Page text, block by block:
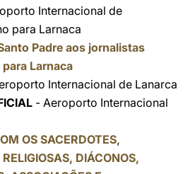
Internacional de
para Larnaca
Padre aos jornalistas
Larnaca
Internacional de Lanarca
- Aeroporto Internacional
OS SACERDOTES,
RELIGIOSAS, DIÁCONOS,